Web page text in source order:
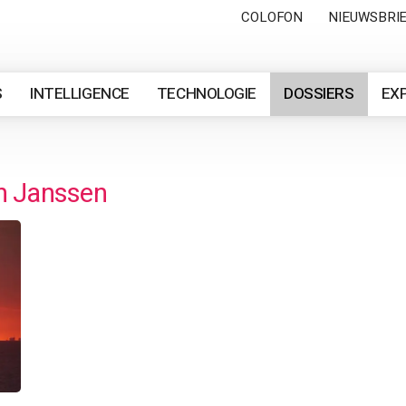
COLOFON
INTELLIGENCE TECHNOLOGIE DOSSIERS
Janssen